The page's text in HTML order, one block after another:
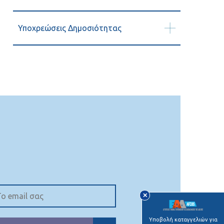
✕
Υποβολή καταγγελιών για
Υποχρεώσεις Δημοσιότητας